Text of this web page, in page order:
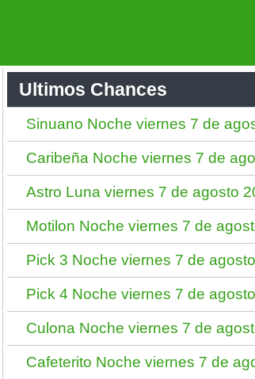
Ultimos Chances
Sinuano Noche viernes 7 de
Caribeña Noche viernes 7 de
Astro Luna viernes 7 de agosto
Motilon Noche viernes 7 de
Pick 3 Noche viernes 7 de
Pick 4 Noche viernes 7 de
Culona Noche viernes 7 de
Cafeterito Noche viernes 7 de